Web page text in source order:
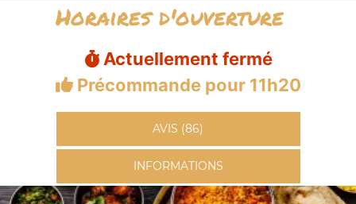
Horaires d'ouverture
Actuellement fermé
Précommande pour 11h20
AVIS (86)
INFORMATIONS